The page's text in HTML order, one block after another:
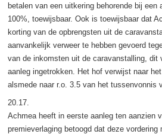
betalen van een uitkering behorende bij
100%, toewijsbaar. Ook is toewijsbaar dat
korting van de opbrengsten uit de
aanvankelijk verweer te hebben gevoerd
van de inkomsten uit de caravanstalling, dit
aanleg ingetrokken. Het hof verwijst naar
alsmede naar r.o. 3.5 van het tussenvonnis
20.17.
Achmea heeft in eerste aanleg ten aanzien
premieverlaging betoogd dat deze